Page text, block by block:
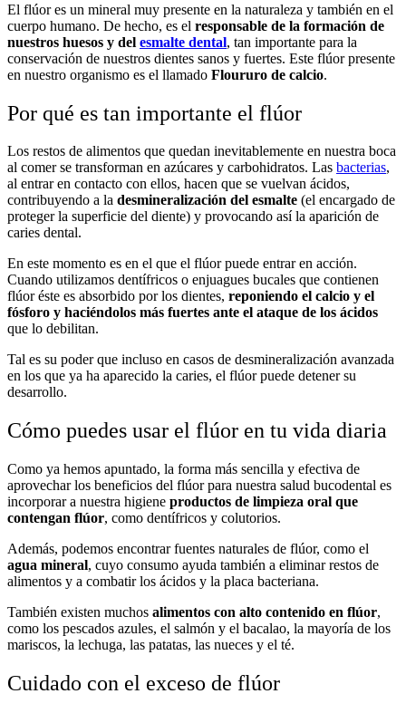
El flúor es un mineral muy presente en la naturaleza y también en el
cuerpo humano. De hecho, es el responsable de la formación de
nuestros huesos y del esmalte dental, tan importante para la
conservación de nuestros dientes sanos y fuertes. Este flúor presente
en nuestro organismo es el llamado Floururo de calcio.
Por qué es tan importante el flúor
Los restos de alimentos que quedan inevitablemente en nuestra boca
al comer se transforman en azúcares y carbohidratos. Las bacterias,
al entrar en contacto con ellos, hacen que se vuelvan ácidos,
contribuyendo a la desmineralización del esmalte (el encargado de
proteger la superficie del diente) y provocando así la aparición de
caries dental.
En este momento es en el que el flúor puede entrar en acción.
Cuando utilizamos dentífricos o enjuagues bucales que contienen
flúor éste es absorbido por los dientes, reponiendo el calcio y el
fósforo y haciéndolos más fuertes ante el ataque de los ácidos
que lo debilitan.
Tal es su poder que incluso en casos de desmineralización avanzada
en los que ya ha aparecido la caries, el flúor puede detener su
desarrollo.
Cómo puedes usar el flúor en tu vida diaria
Como ya hemos apuntado, la forma más sencilla y efectiva de
aprovechar los beneficios del flúor para nuestra salud bucodental es
incorporar a nuestra higiene productos de limpieza oral que
contengan flúor, como dentífricos y colutorios.
Además, podemos encontrar fuentes naturales de flúor, como el
agua mineral, cuyo consumo ayuda también a eliminar restos de
alimentos y a combatir los ácidos y la placa bacteriana.
También existen muchos alimentos con alto contenido en flúor,
como los pescados azules, el salmón y el bacalao, la mayoría de los
mariscos, la lechuga, las patatas, las nueces y el té.
Cuidado con el exceso de flúor